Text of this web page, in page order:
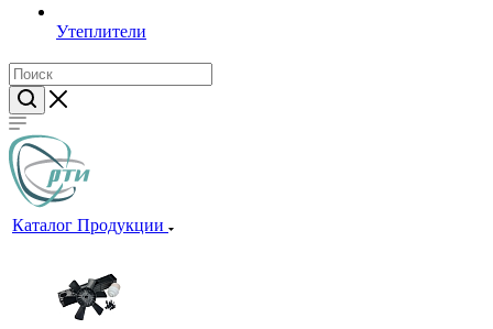
Утеплители
Каталог Продукции